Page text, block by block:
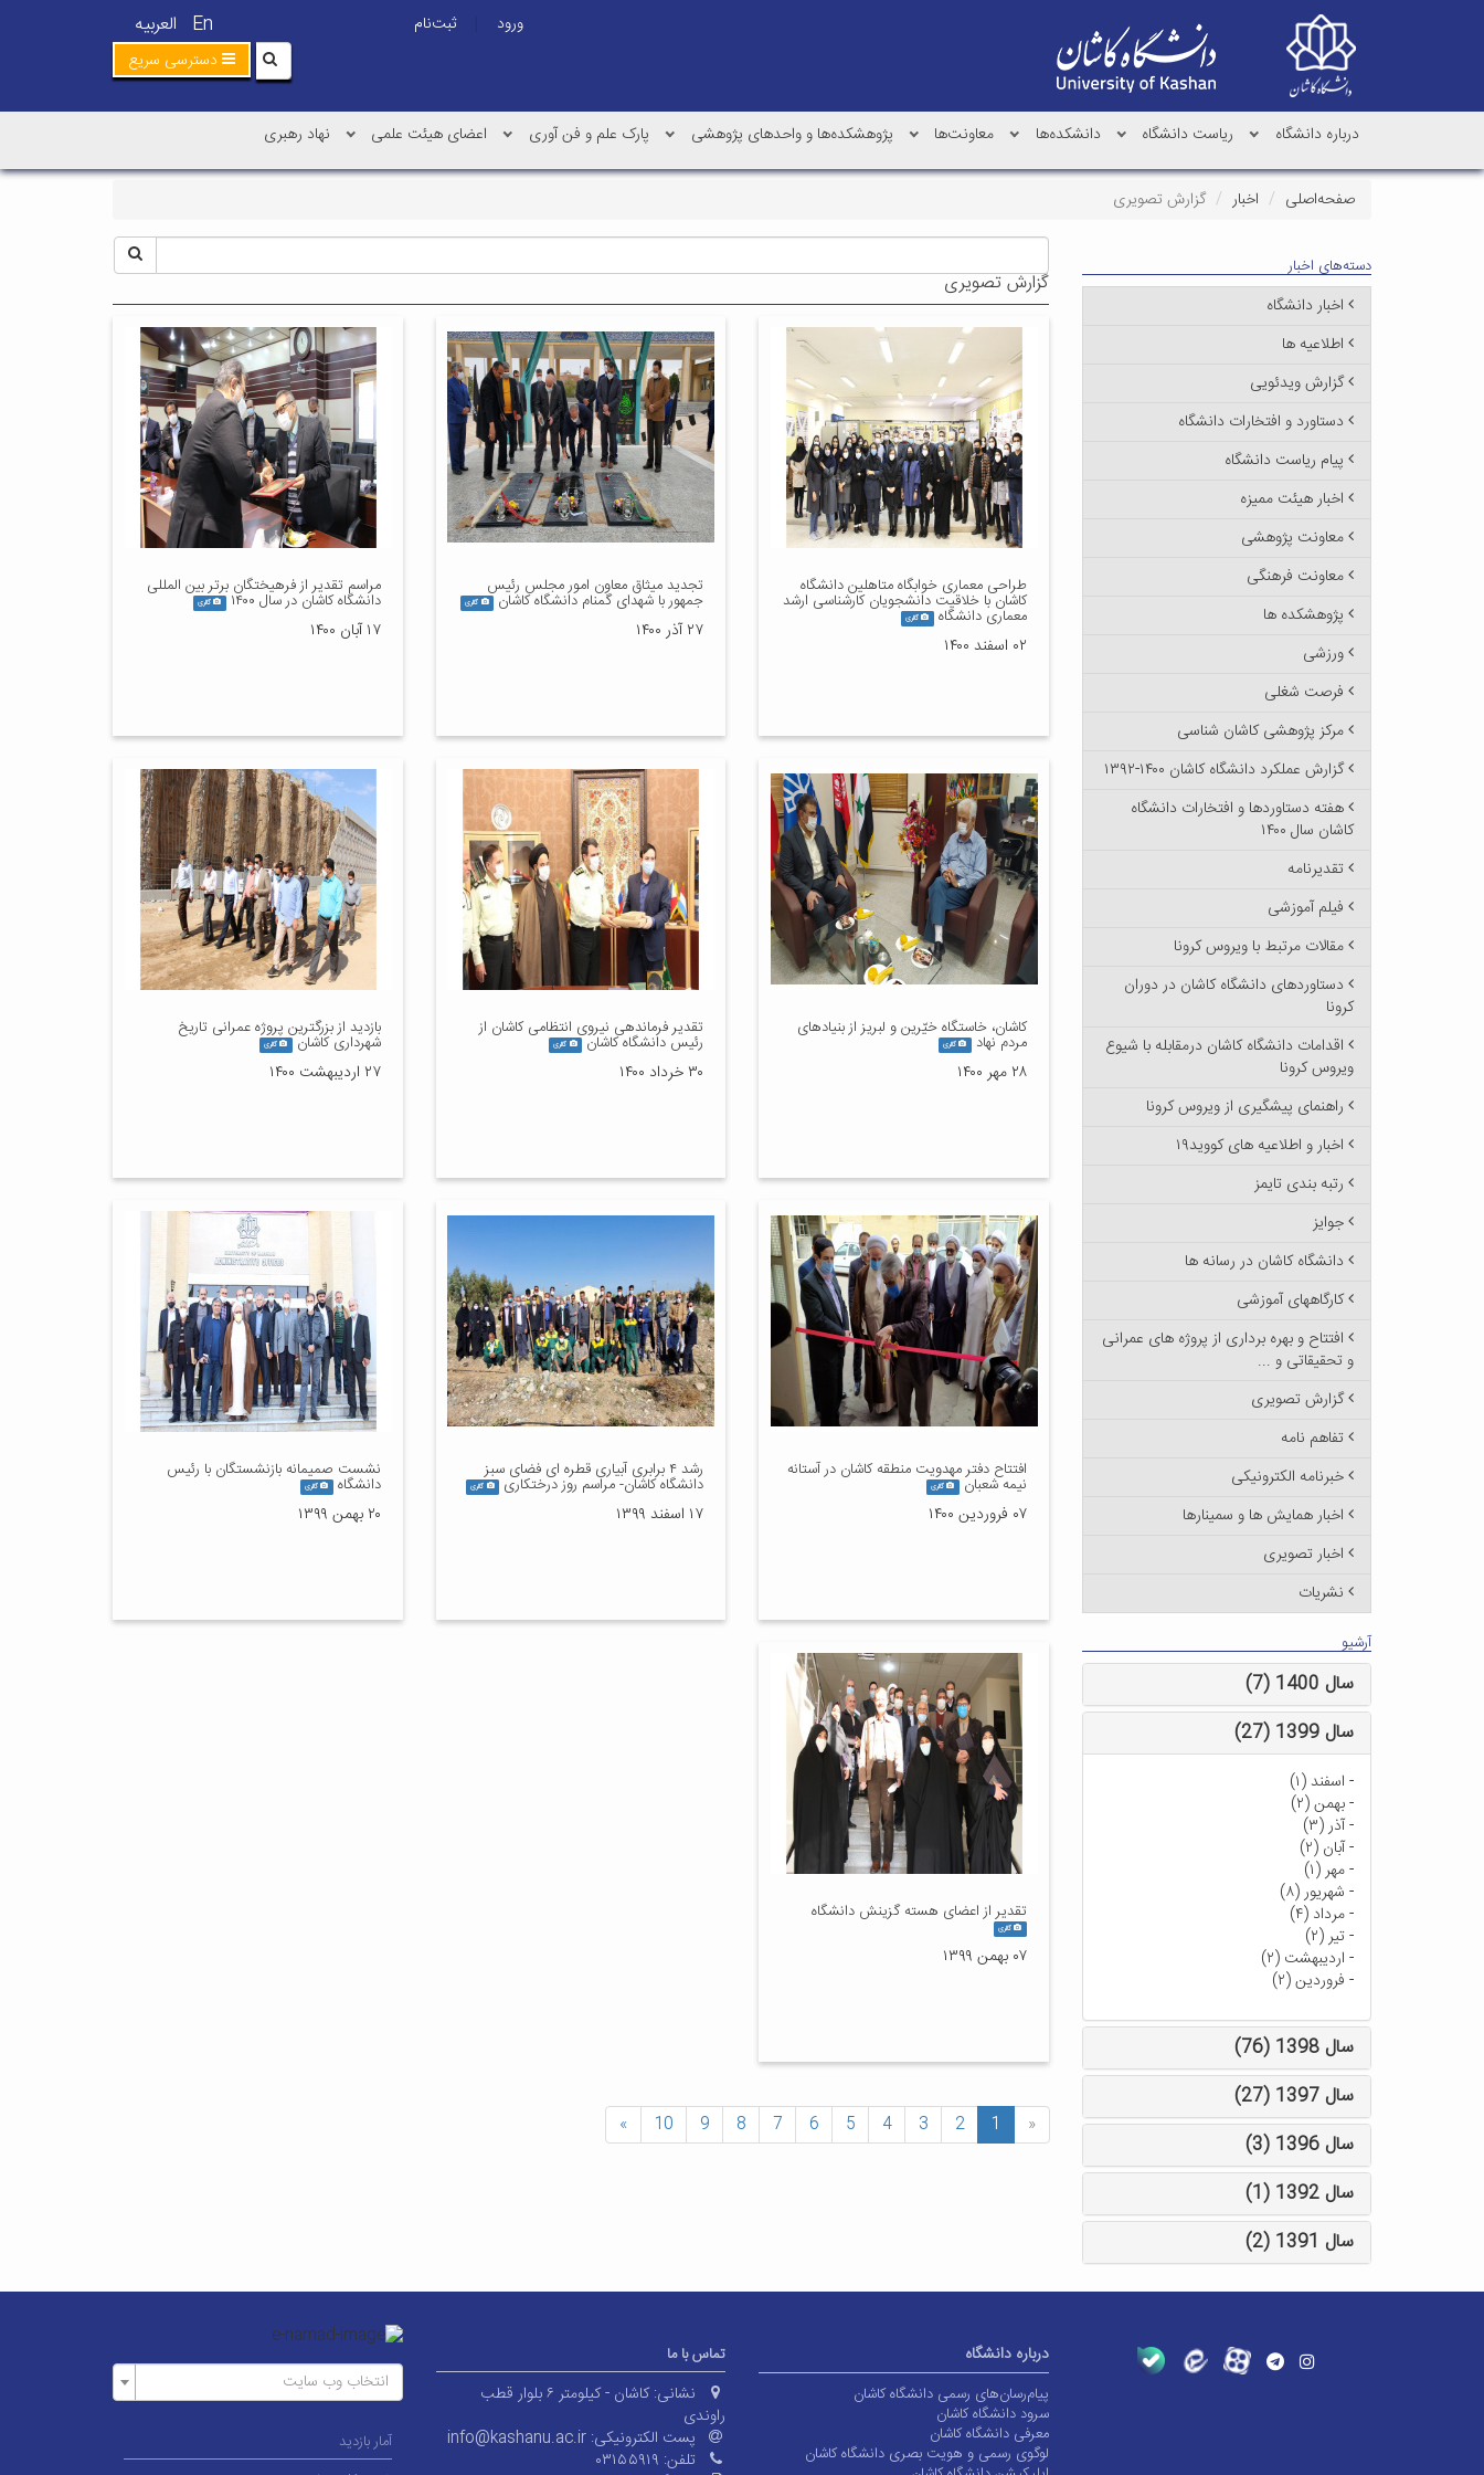
En العربیه ورود |
ثبت‌نام
دسترسی سریع
درباره دانشگاه ریاست دانشگاه دانشکده‌ها معاونت‌ها پژوهشکده‌ها و واحدهای پژوهشی پارک علم و فن آوری اعضای هیئت علمی نهاد رهبری
صفحه‌اصلی اخبار گزارش تصویری
گزارش تصویری
طراحی معماری خوابگاه متاهلین دانشگاه
کاشان با خلاقیت دانشجویان کارشناسی ارشد
معماری دانشگاه گالری
۰۲ اسفند ۱۴۰۰
تجدید میثاق معاون امور مجلس رئیس
جمهور با شهدای گمنام دانشگاه کاشان گالری
۲۷ آذر ۱۴۰۰
مراسم تقدیر از فرهیختگان برتر بین المللی
دانشگاه کاشان در سال ۱۴۰۰ گالری
۱۷ آبان ۱۴۰۰
کاشان، خاستگاه خیّرین و لبریز از بنیادهای
مردم نهاد گالری
۲۸ مهر ۱۴۰۰
تقدیر فرماندهی نیروی انتظامی کاشان از
رئیس دانشگاه کاشان گالری
۳۰ خرداد ۱۴۰۰
بازدید از بزرگترین پروژه عمرانی تاریخ
شهرداری کاشان گالری
۲۷ اردیبهشت ۱۴۰۰
افتتاح دفتر مهدویت منطقه کاشان در آستانه
نیمه شعبان گالری
۰۷ فروردین ۱۴۰۰
رشد ۴ برابری آبیاری قطره ای فضای سبز
دانشگاه کاشان- مراسم روز درختکاری گالری
۱۷ اسفند ۱۳۹۹
نشست صمیمانه بازنشستگان با رئیس
دانشگاه گالری
۲۰ بهمن ۱۳۹۹
تقدیر از اعضای هسته گزینش دانشگاه
گالری
۰۷ بهمن ۱۳۹۹
«
1
2
3
4
5
6
7
8
9
10
»
دسته‌های اخبار
اخبار دانشگاه
اطلاعیه ها
گزارش ویدئویی
دستاورد و افتخارات دانشگاه
پیام ریاست دانشگاه
اخبار هیئت ممیزه
معاونت پژوهشی
معاونت فرهنگی
پژوهشکده ها
ورزشی
فرصت شغلی
مرکز پژوهشی کاشان شناسی
گزارش عملکرد دانشگاه کاشان ۱۴۰۰-۱۳۹۲
هفته دستاوردها و افتخارات دانشگاه
کاشان سال ۱۴۰۰
تقدیرنامه
فیلم آموزشی
مقالات مرتبط با ویروس کرونا
دستاوردهای دانشگاه کاشان در دوران
کرونا
اقدامات دانشگاه کاشان درمقابله با شیوع
ویروس کرونا
راهنمای پیشگیری از ویروس کرونا
اخبار و اطلاعیه های کووید۱۹
رتبه بندی تایمز
جوایز
دانشگاه کاشان در رسانه ها
کارگاههای آموزشی
افتتاح و بهره برداری از پروژه های عمرانی
و تحقیقاتی و ...
گزارش تصویری
تفاهم نامه
خبرنامه الکترونیکی
اخبار همایش ها و سمینارها
اخبار تصویری
نشریات
آرشیو
سال 1400 (7)
سال 1399 (27)
- اسفند (۱)
-بهمن (۲)
-آذر (۳)
-آبان (۲)
-مهر (۱)
- شهریور (۸)
-مرداد (۴)
-تیر (۲)
- اردیبهشت (۲)
- فروردین (۲)
سال 1398 (76)
سال 1397 (27)
سال 1396 (3)
سال 1392 (1)
سال 1391 (2)
درباره دانشگاه
پیام‌رسان‌های رسمی دانشگاه کاشان
سرود دانشگاه کاشان
معرفی دانشگاه کاشان
لوگوی رسمی و هویت بصری دانشگاه کاشان
تماس با ما
نشانی:
کاشان - کیلومتر ۶ بلوار قطب
راوندی
پست الکترونیکی: info@kashanu.ac.ir
تلفن: ۰۳۱۵۵۹۱۹
انتخاب وب سایت
آمار بازدید